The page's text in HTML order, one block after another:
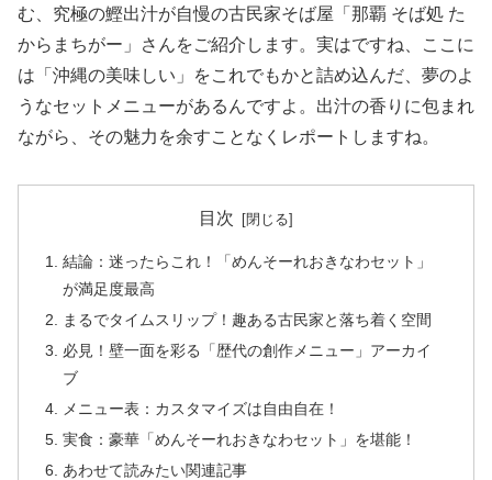
む、究極の鰹出汁が自慢の古民家そば屋「那覇 そば処 た
からまちがー」さんをご紹介します。実はですね、ここに
は「沖縄の美味しい」をこれでもかと詰め込んだ、夢のよ
うなセットメニューがあるんですよ。出汁の香りに包まれ
ながら、その魅力を余すことなくレポートしますね。
目次
結論：迷ったらこれ！「めんそーれおきなわセット」
が満足度最高
まるでタイムスリップ！趣ある古民家と落ち着く空間
必見！壁一面を彩る「歴代の創作メニュー」アーカイ
ブ
メニュー表：カスタマイズは自由自在！
実食：豪華「めんそーれおきなわセット」を堪能！
あわせて読みたい関連記事